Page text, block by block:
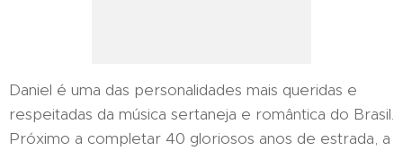
Daniel é uma das personalidades mais queridas e
respeitadas da música sertaneja e romântica do Brasil.
Próximo a completar 40 gloriosos anos de estrada, a